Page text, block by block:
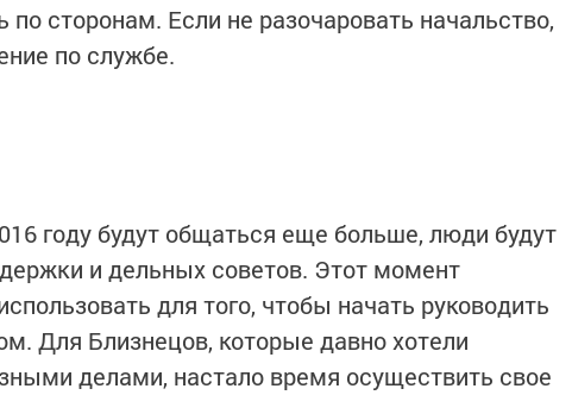
по сторонам. Если не разочаровать начальство,
по службе.
году будут общаться еще больше, люди будут
и дельных советов. Этот момент
для того, чтобы начать руководить
Для Близнецов, которые давно хотели
делами, настало время осуществить свое